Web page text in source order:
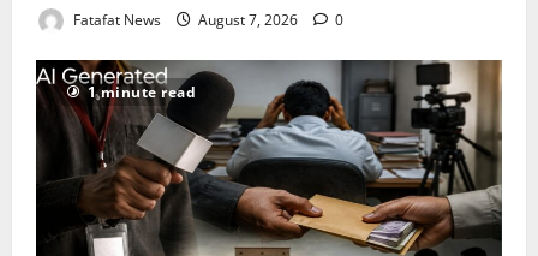
Fatafat News August 7, 2026 0
1 minute read